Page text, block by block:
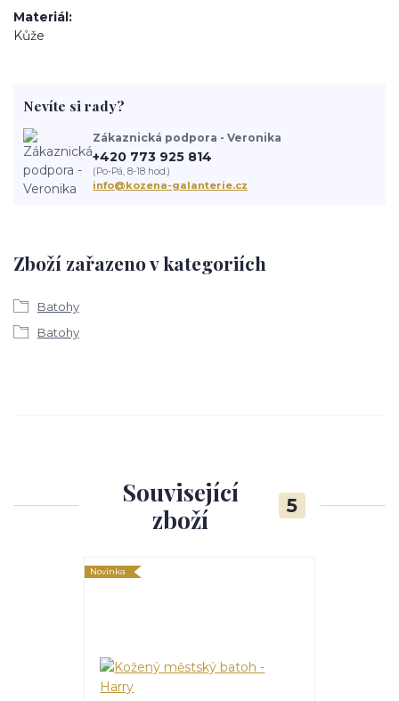
Materiál
Kůže
Zboží zařazeno v kategoriích
Batohy
Batohy
Nevíte si rady?
Zákaznická podpora - Veronika
+420 773 925 814
(Po-Pá, 8-18 hod.)
info@kozena-galanterie.cz
Související
zboží
5
Novinka